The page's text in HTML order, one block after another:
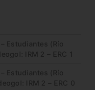
Estudiantes (Río
IRM 2 – ERC 1
Estudiantes (Río
IRM 2 – ERC 0